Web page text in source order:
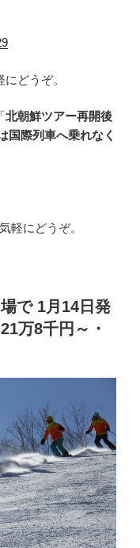
どうぞ。
北朝鮮ツアー再開後
国際列車へ乗れなく
軽にどうぞ。
で 1月14日発
万8千円～・